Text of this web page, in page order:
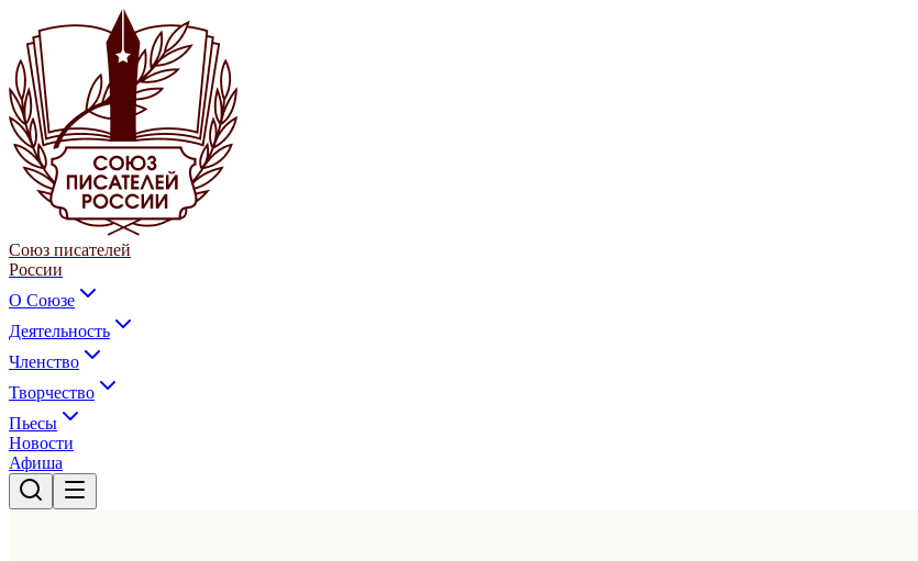
Союз писателей
России
О Союзе
Деятельность
Членство
Творчество
Пьесы
Новости
Афиша